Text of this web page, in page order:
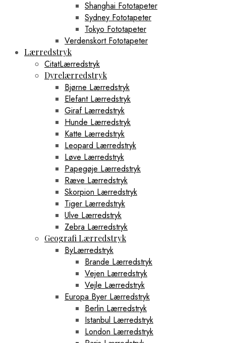
Shanghai Fototapeter
Sydney Fototapeter
Tokyo Fototapeter
Verdenskort Fototapeter
Lærredstryk
CitatLærredstryk
Dyrelærredstryk
Bjørne Lærredstryk
Elefant Lærredstryk
Giraf Lærredstryk
Hunde Lærredstryk
Katte Lærredstryk
Leopard Lærredstryk
Løve Lærredstryk
Papegøje Lærredstryk
Ræve Lærredstryk
Skorpion Lærredstryk
Tiger Lærredstryk
Ulve Lærredstryk
Zebra Lærredstryk
Geografi Lærredstryk
ByLærredstryk
Brande Lærredstryk
Vejen Lærredstryk
Vejle Lærredstryk
Europa Byer Lærredstryk
Berlin Lærredstryk
Istanbul Lærredstryk
London Lærredstryk